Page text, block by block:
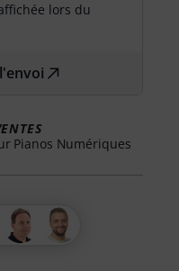
lors du
Pianos Numériques